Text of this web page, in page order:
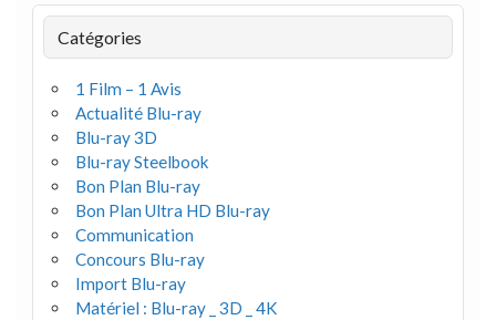
Catégories
1 Film – 1 Avis
Actualité Blu-ray
Blu-ray 3D
Blu-ray Steelbook
Bon Plan Blu-ray
Bon Plan Ultra HD Blu-ray
Communication
Concours Blu-ray
Import Blu-ray
Matériel : Blu-ray _ 3D _ 4K